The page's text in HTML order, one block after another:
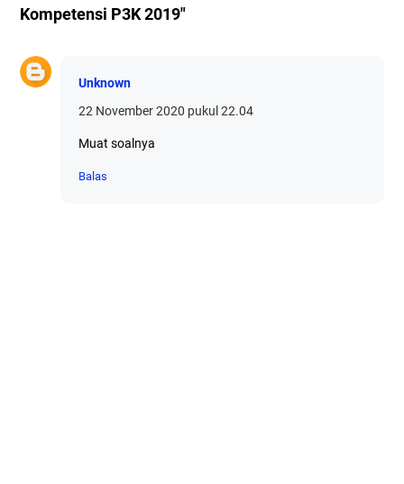
Kompetensi P3K 2019"
Unknown
22 November 2020 pukul 22.04
Muat soalnya
Balas